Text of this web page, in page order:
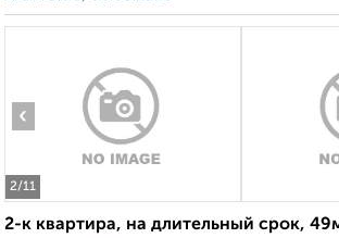
2/11
‹
2-к квартира, на длительный срок,